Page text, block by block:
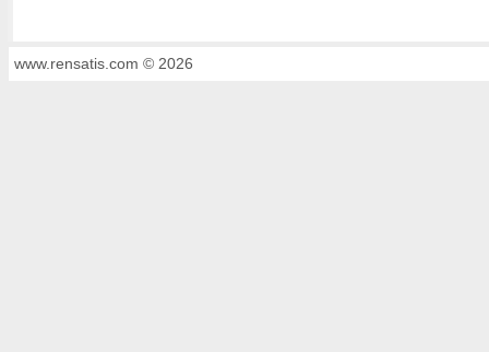
www.rensatis.com © 2026